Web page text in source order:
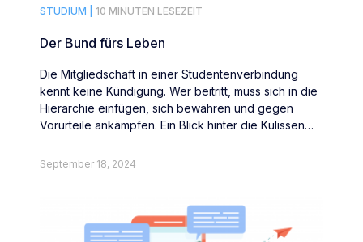
STUDIUM | 10 MINUTEN LESEZEIT
Der Bund fürs Leben
Die Mitgliedschaft in einer Studentenverbindung
kennt keine Kündigung. Wer beitritt, muss sich in die
Hierarchie einfügen, sich bewähren und gegen
Vorurteile ankämpfen. Ein Blick hinter die Kulissen
September 18, 2024